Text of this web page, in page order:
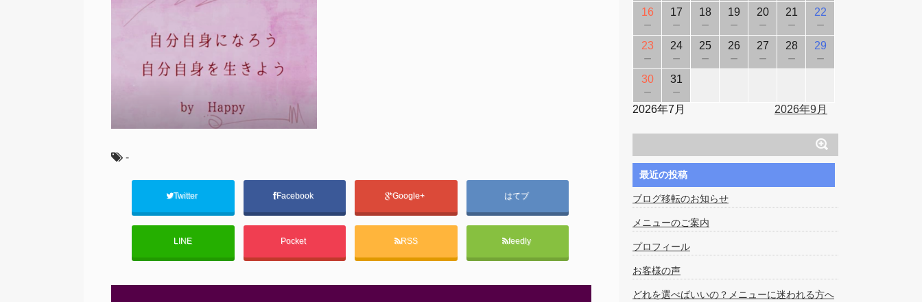
-
Twitter Facebook Google+ はてブ
LINE Pocket RSS feedly
16
－
17
－
18
－
19
－
20
－
21
－
22
－
23
－
24
－
25
－
26
－
27
－
28
－
29
－
30
－
31
－
2026年7月 2026年9月
最近の投稿
ブログ移転のお知らせ
メニューのご案内
プロフィール
お客様の声
どれを選べばいいの？メニューに迷われる方へ